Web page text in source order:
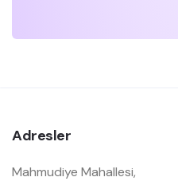
Adresler
Mahmudiye Mahallesi,